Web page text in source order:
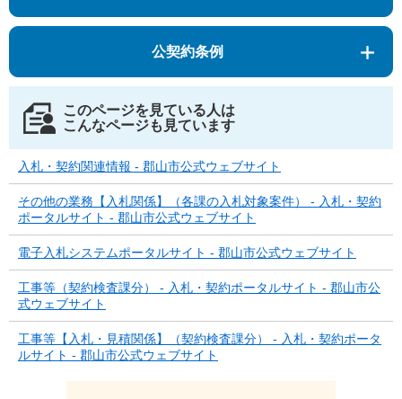
公契約条例
このページを見ている人は
こんなページも見ています
入札・契約関連情報 - 郡山市公式ウェブサイト
その他の業務【入札関係】（各課の入札対象案件） - 入札・契約
ポータルサイト - 郡山市公式ウェブサイト
電子入札システムポータルサイト - 郡山市公式ウェブサイト
工事等（契約検査課分） - 入札・契約ポータルサイト - 郡山市公
式ウェブサイト
工事等【入札・見積関係】（契約検査課分） - 入札・契約ポータ
ルサイト - 郡山市公式ウェブサイト